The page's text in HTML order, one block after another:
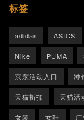
标签
adidas ASICS
Nike PUMA
京东活动入口 冲
天猫折扣 天猫活
女装 女鞋